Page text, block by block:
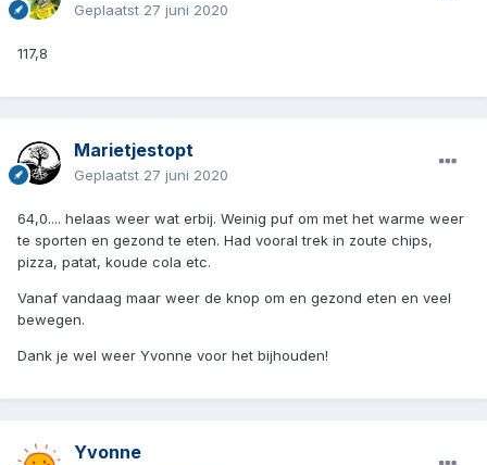
Geplaatst 27 juni 2020
117,8
Marietjestopt
Geplaatst 27 juni 2020
64,0.... helaas weer wat erbij. Weinig puf om met het warme weer
te sporten en gezond te eten. Had vooral trek in zoute chips,
pizza, patat, koude cola etc.
Vanaf vandaag maar weer de knop om en gezond eten en veel
bewegen.
Dank je wel weer Yvonne voor het bijhouden!
Yvonne